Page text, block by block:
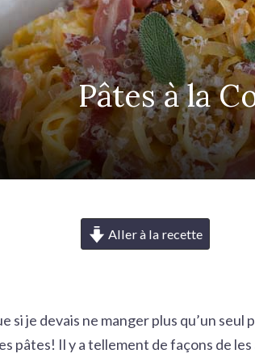
r
c
h
e
r
Pâtes à la
Aller à la recette
si je devais ne manger plus qu’un seul
pâtes! Il y a tellement de façons de